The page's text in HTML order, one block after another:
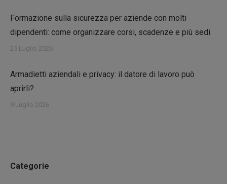
Formazione sulla sicurezza per aziende con molti
dipendenti: come organizzare corsi, scadenze e più sedi
25 Luglio 2026
Armadietti aziendali e privacy: il datore di lavoro può
aprirli?
9 Luglio 2026
Categorie